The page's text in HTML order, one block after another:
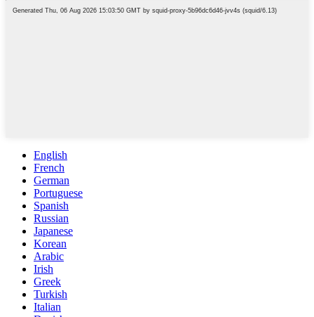
English
French
German
Portuguese
Spanish
Russian
Japanese
Korean
Arabic
Irish
Greek
Turkish
Italian